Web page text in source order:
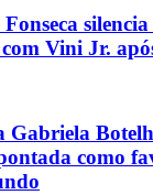
Vini Jr.
Gabriela
como